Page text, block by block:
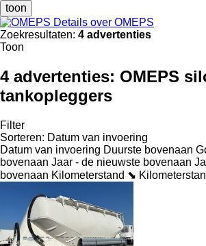
toon
Details over OMEPS
Zoekresultaten: 4 advertenties
Toon
4 advertenties: OMEPS
tankopleggers
Filter
Sorteren: Datum van invoering
Datum van invoering Duurste bovenaan
bovenaan Jaar - de nieuwste bovenaan
bovenaan Kilometerstand ⬊